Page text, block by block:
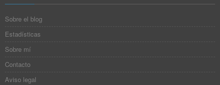
Sobre el blog
Estadísticas
Sobre mí
Contacto
Aviso legal